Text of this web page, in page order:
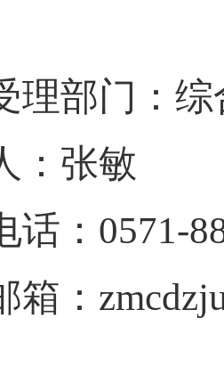
理部门：
：张敏
话： 0571-
箱：